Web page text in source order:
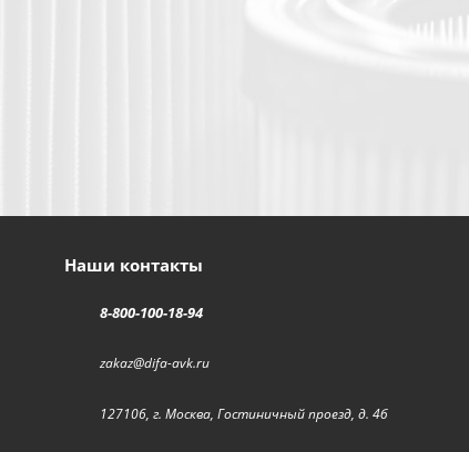
Наши контакты
8-800-100-18-94
zakaz@difa-avk.ru
127106, г. Москва, Гостиничный проезд, д. 4б